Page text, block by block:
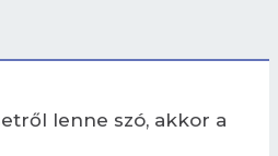
lenne szó, akkor a